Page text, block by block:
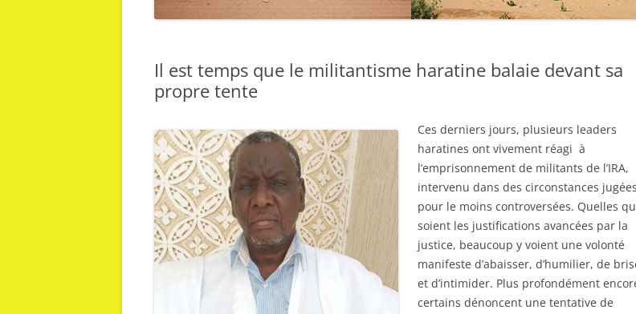
Il est temps que le militantisme haratine balaie devant sa
propre tente
Ces derniers jours, plusieurs leaders
haratines ont vivement réagi à
l’emprisonnement de militants de l’IRA,
intervenu dans des circonstances jugées
pour le moins controversées. Quelles
soient les justifications avancées par la
justice, beaucoup y voient une volonté
manifeste d’abaisser, d’humilier, de
et d’intimider. Plus profondément
certains dénoncent une tentative de